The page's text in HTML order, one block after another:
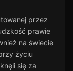
przez
prawie
na świecie
życiu
się za